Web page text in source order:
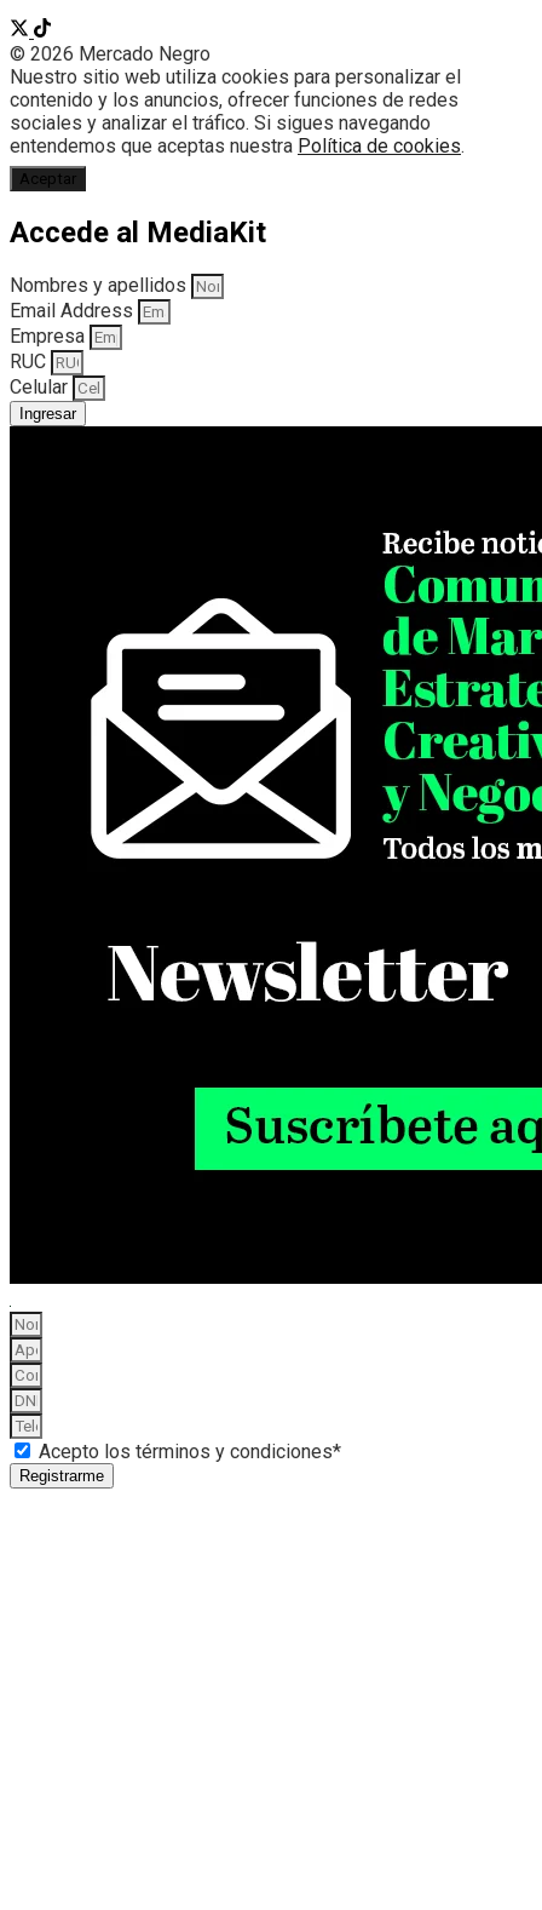
© 2026 Mercado Negro
Nuestro sitio web utiliza cookies para personalizar el
contenido y los anuncios, ofrecer funciones de redes
sociales y analizar el tráfico. Si sigues navegando
entendemos que aceptas nuestra Política de cookies.
Aceptar
Accede al MediaKit
Nombres y apellidos
Email Address
Empresa
RUC
Celular
Ingresar
Acepto los términos y condiciones*
Registrarme